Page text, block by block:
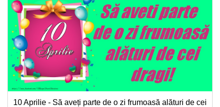
10 Aprilie - Să aveți parte de o zi frumoasă alături de cei